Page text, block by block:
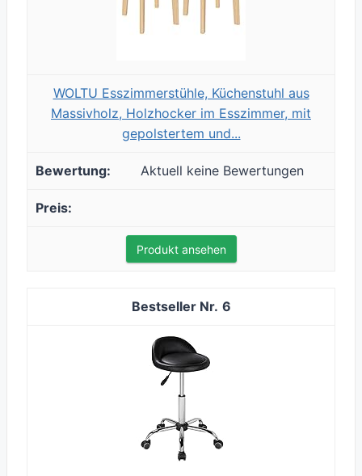
WOLTU Esszimmerstühle, Küchenstuhl aus
Massivholz, Holzhocker im Esszimmer, mit
gepolstertem und...
Aktuell keine Bewertungen
Produkt ansehen
6